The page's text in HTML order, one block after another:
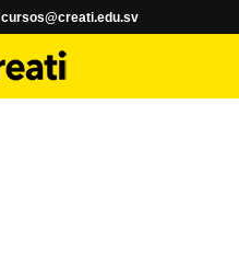
cursos@creati.edu.sv